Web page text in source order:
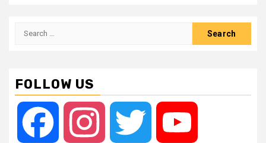
Search
FOLLOW US
Facebook Instagram Twitter